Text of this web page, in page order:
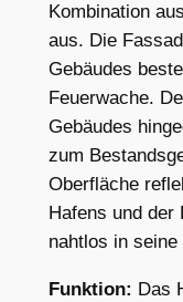
Kombination
aus. Die
Gebäudes
Feuerwache.
Gebäudes
zum
Oberfläche
Hafens und
nahtlos in
Funktion: Das